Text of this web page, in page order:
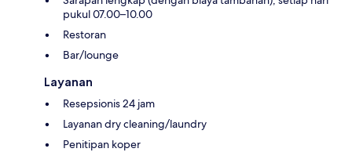
pukul 07.00–10.00
Restoran
Bar/lounge
Layanan
Resepsionis 24 jam
Layanan dry cleaning/laundry
Penitipan koper